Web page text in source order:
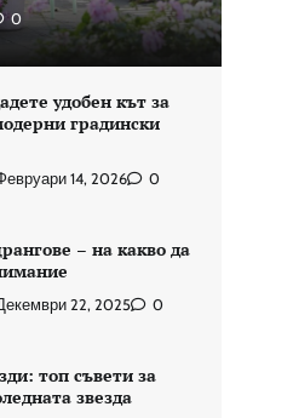
0
удобен кът за
градински
14, 2026 0
– на какво да
22, 2025 0
топ съвети за
звезда